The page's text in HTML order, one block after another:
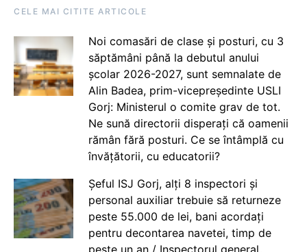
CELE MAI CITITE ARTICOLE
Noi comasări de clase și posturi, cu 3
săptămâni până la debutul anului
școlar 2026-2027, sunt semnalate de
Alin Badea, prim-vicepreședinte USLI
Gorj: Ministerul o comite grav de tot.
Ne sună directorii disperați că oamenii
rămân fără posturi. Ce se întâmplă cu
învățătorii, cu educatorii?
Șeful ISJ Gorj, alți 8 inspectori și
personal auxiliar trebuie să returneze
peste 55.000 de lei, bani acordați
pentru decontarea navetei, timp de
peste un an / Inspectorul general,